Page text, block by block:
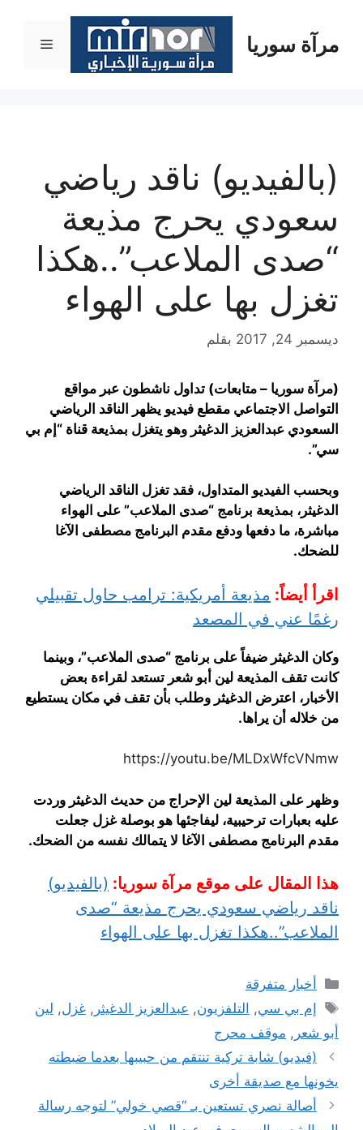
المحتوىمرآة سوريا القائمة
(بالفيديو) ناقد رياضي
سعودي يحرج مذيعة
“صدى الملاعب”..هكذا
تغزل بها على الهواء
ديسمبر 24, 2017 بقلم
(مرآة سوريا – متابعات) تداول ناشطون عبر مواقع
التواصل الاجتماعي مقطع فيديو يظهر الناقد الرياضي
السعودي عبدالعزيز الدغيثر وهو يتغزل بمذيعة قناة “إم بي
سي”.
وبحسب الفيديو المتداول، فقد تغزل الناقد الرياضي
الدغيثر، بمذيعة برنامج “صدى الملاعب” على الهواء
مباشرة، ما دفعها ودفع مقدم البرنامج مصطفى الآغا
للضحك.
اقرأ أيضاً: مذيعة أمريكية: ترامب حاول تقبيلي
رغمًا عني في المصعد
وكان الدغيثر ضيفاً على برنامج “صدى الملاعب”، وبينما
كانت تقف المذيعة لين أبو شعر تستعد لقراءة بعض
الأخبار، اعترض الدغيثر وطلب بأن تقف في مكان يستطيع
من خلاله أن يراها.
https://youtu.be/MLDxWfcVNmw
وظهر على المذيعة لين الإحراج من حديث الدغيثر وردت
عليه بعبارات ترحيبية، ليفاجئها هو بوصلة غزل جعلت
مقدم البرنامج مصطفى الآغا لا يتمالك نفسه من الضحك.
هذا المقال على موقع مرآة سوريا: (بالفيديو)
ناقد رياضي سعودي يحرج مذيعة “صدى
الملاعب”..هكذا تغزل بها على الهواء
التصنيفات
أخبار متفرقة
الوسوم
إم بي سي, التلفزيون, عبدالعزيز الدغيثر ,غزل, لين
أبو شعر , موقف محرج
(فيديو) شابة تركية تنتقم من حبيبها بعدما ضبطته
يخونها مع صديقة أخرى
أصالة نصري تستعين بـ “قصي خولي” لتوجه رسالة